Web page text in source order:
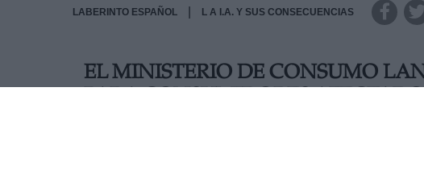
LABERINTO ESPAÑOL L A I.A. Y SUS CONSECUENCIAS
EL MINISTERIO DE CONSUMO